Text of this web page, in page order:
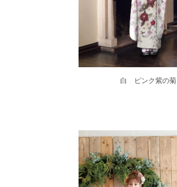
白 ピンク紫の菊